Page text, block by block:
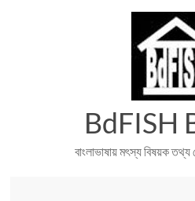
BdFISH
বাংলাভাষায় মৎস্য বিষয়ক